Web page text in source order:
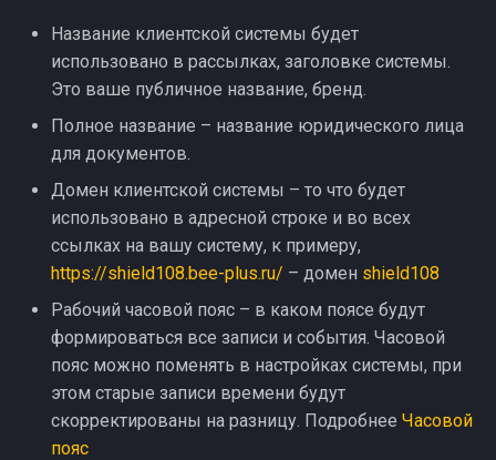
Стабильность
планирования
Релизы марта (1)
Доработки марта (2)
Доработки документов
Клиенты и фиксы
Ошибки планирования
Название клиентской системы будет
использовано в рассылках, заголовке системы.
Это ваше публичное название, бренд.
Полное название – название юридического лица
для документов.
Домен клиентской системы – то что будет
использовано в адресной строке и во всех
ссылках на вашу систему, к примеру,
https://shield108.bee-plus.ru/ – домен shield108
Рабочий часовой пояс – в каком поясе будут
формироваться все записи и события. Часовой
пояс можно поменять в настройках системы, при
этом старые записи времени будут
скорректированы на разницу. Подробнее Часовой
пояс